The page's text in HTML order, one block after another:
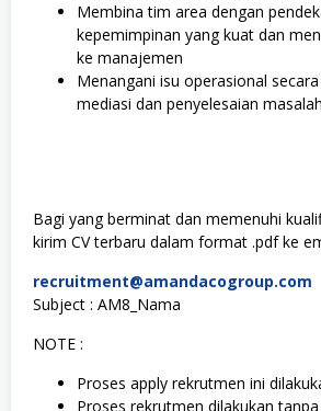
Membina tim area dengan
kepemimpinan yang kuat dan
ke manajemen
Menangani isu operasional
mediasi dan penyelesaian masalah
Bagi yang berminat dan memenuhi
kirim CV terbaru dalam format .pdf ke
recruitment@amandacogroup.com
Subject : AM8_Nama
NOTE :
Proses apply rekrutmen ini
Proses rekrutmen dilakukan